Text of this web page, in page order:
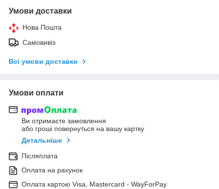
Умови доставки
Нова Пошта
Самовивіз
Всі умови доставки
Умови оплати
Ви отримаєте замовлення
або гроші повернуться на вашу картку
Детальніше
Післяплата
Оплата на рахунок
Оплата картою Visa, Mastercard - WayForPay